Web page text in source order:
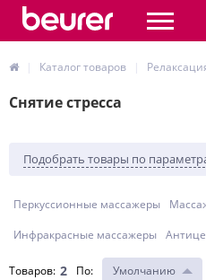
Каталог товаров
Снятие стресса
Подобрать товары по
Перкуссионные массажеры
Инфракрасные массажеры
Товаров: 2 По: Умолчанию